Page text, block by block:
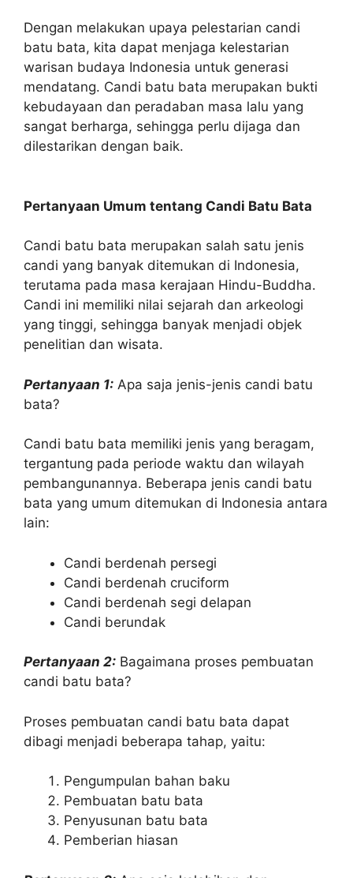
Dengan melakukan upaya pelestarian candi
batu bata, kita dapat menjaga kelestarian
warisan budaya Indonesia untuk generasi
mendatang. Candi batu bata merupakan bukti
kebudayaan dan peradaban masa lalu yang
sangat berharga, sehingga perlu dijaga dan
dilestarikan dengan baik.
Pertanyaan Umum tentang Candi Batu Bata
Candi batu bata merupakan salah satu jenis
candi yang banyak ditemukan di Indonesia,
terutama pada masa kerajaan Hindu-Buddha.
Candi ini memiliki nilai sejarah dan arkeologi
yang tinggi, sehingga banyak menjadi objek
penelitian dan wisata.
Pertanyaan 1: Apa saja jenis-jenis candi batu
bata?
Candi batu bata memiliki jenis yang beragam,
tergantung pada periode waktu dan wilayah
pembangunannya. Beberapa jenis candi batu
bata yang umum ditemukan di Indonesia antara
lain:
Candi berdenah persegi
Candi berdenah cruciform
Candi berdenah segi delapan
Candi berundak
Pertanyaan 2: Bagaimana proses pembuatan
candi batu bata?
Proses pembuatan candi batu bata dapat
dibagi menjadi beberapa tahap, yaitu:
Pengumpulan bahan baku
Pembuatan batu bata
Penyusunan batu bata
Pemberian hiasan